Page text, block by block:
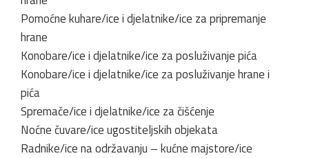
Pomoćne kuhare/ice i djelatnike/ice za pripremanje
hrane
Konobare/ice i djelatnike/ice za posluživanje pića
Konobare/ice i djelatnike/ice za posluživanje hrane i
pića
Spremače/ice i djelatnike/ice za čišćenje
Noćne čuvare/ice ugostiteljskih objekata
Radnike/ice na održavanju – kućne majstore/ice